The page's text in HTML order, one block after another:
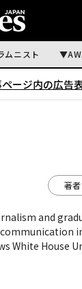
ムニスト
ージ内の広告
著
and
White House